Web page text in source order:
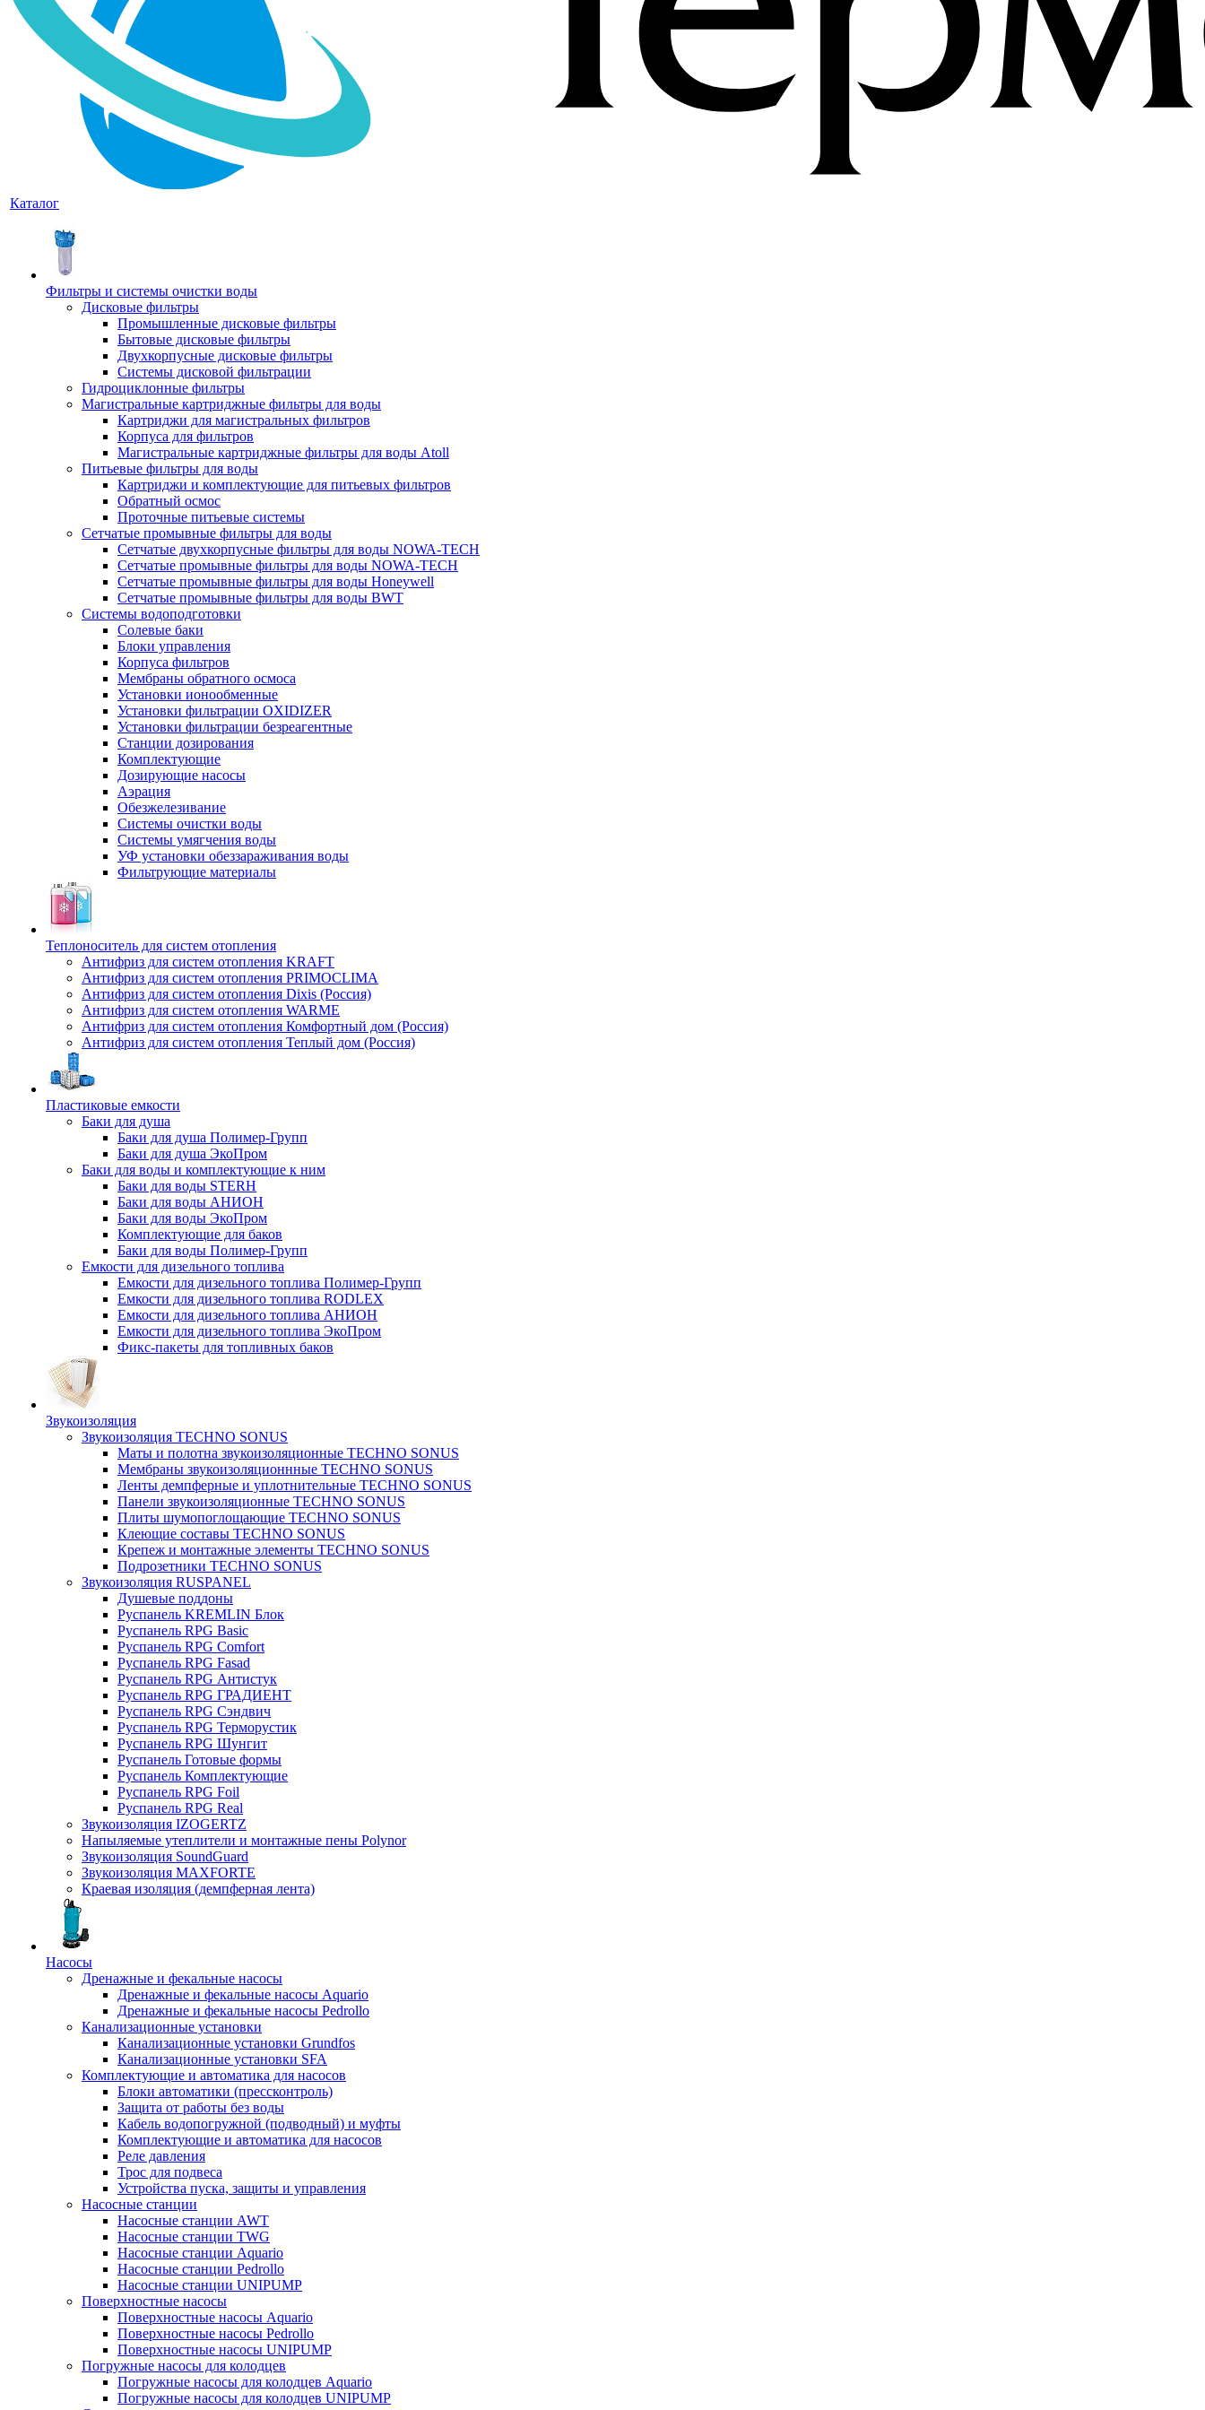
Каталог
Фильтры и системы очистки воды
Дисковые фильтры
Промышленные дисковые фильтры
Бытовые дисковые фильтры
Двухкорпусные дисковые фильтры
Системы дисковой фильтрации
Гидроциклонные фильтры
Магистральные картриджные фильтры для воды
Картриджи для магистральных фильтров
Корпуса для фильтров
Магистральные картриджные фильтры для воды Atoll
Питьевые фильтры для воды
Картриджи и комплектующие для питьевых фильтров
Обратный осмос
Проточные питьевые системы
Сетчатые промывные фильтры для воды
Сетчатые двухкорпусные фильтры для воды NOWA-TECH
Сетчатые промывные фильтры для воды NOWA-TECH
Сетчатые промывные фильтры для воды Honeywell
Сетчатые промывные фильтры для воды BWT
Системы водоподготовки
Солевые баки
Блоки управления
Корпуса фильтров
Мембраны обратного осмоса
Установки ионообменные
Установки фильтрации OXIDIZER
Установки фильтрации безреагентные
Станции дозирования
Комплектующие
Дозирующие насосы
Аэрация
Обезжелезивание
Системы очистки воды
Системы умягчения воды
УФ установки обеззараживания воды
Фильтрующие материалы
Теплоноситель для систем отопления
Антифриз для систем отопления KRAFT
Антифриз для систем отопления PRIMOCLIMA
Антифриз для систем отопления Dixis (Россия)
Антифриз для систем отопления WARME
Антифриз для систем отопления Комфортный дом (Россия)
Антифриз для систем отопления Теплый дом (Россия)
Пластиковые емкости
Баки для душа
Баки для душа Полимер-Групп
Баки для душа ЭкоПром
Баки для воды и комплектующие к ним
Баки для воды STERH
Баки для воды АНИОН
Баки для воды ЭкоПром
Комплектующие для баков
Баки для воды Полимер-Групп
Емкости для дизельного топлива
Емкости для дизельного топлива Полимер-Групп
Емкости для дизельного топлива RODLEX
Емкости для дизельного топлива АНИОН
Емкости для дизельного топлива ЭкоПром
Фикс-пакеты для топливных баков
Звукоизоляция
Звукоизоляция TECHNO SONUS
Маты и полотна звукоизоляционные TECHNO SONUS
Мембраны звукоизоляционнные TECHNO SONUS
Ленты демпферные и уплотнительные TECHNO SONUS
Панели звукоизоляционные TECHNO SONUS
Плиты шумопоглощающие TECHNO SONUS
Клеющие составы TECHNO SONUS
Крепеж и монтажные элементы TECHNO SONUS
Подрозетники TECHNO SONUS
Звукоизоляция RUSPANEL
Душевые поддоны
Руспанель KREMLIN Блок
Руспанель RPG Basic
Руспанель RPG Comfort
Руспанель RPG Fasad
Руспанель RPG Антистук
Руспанель RPG ГРАДИЕНТ
Руспанель RPG Сэндвич
Руспанель RPG Терморустик
Руспанель RPG Шунгит
Руспанель Готовые формы
Руспанель Комплектующие
Руспанель RPG Foil
Руспанель RPG Real
Звукоизоляция IZOGERTZ
Напыляемые утеплители и монтажные пены Polynor
Звукоизоляция SoundGuard
Звукоизоляция MAXFORTE
Краевая изоляция (демпферная лента)
Насосы
Дренажные и фекальные насосы
Дренажные и фекальные насосы Aquario
Дренажные и фекальные насосы Pedrollo
Канализационные установки
Канализационные установки Grundfos
Канализационные установки SFA
Комплектующие и автоматика для насосов
Блоки автоматики (прессконтроль)
Защита от работы без воды
Кабель водопогружной (подводный) и муфты
Комплектующие и автоматика для насосов
Реле давления
Трос для подвеса
Устройства пуска, защиты и управления
Насосные станции
Насосные станции AWT
Насосные станции TWG
Насосные станции Aquario
Насосные станции Pedrollo
Насосные станции UNIPUMP
Поверхностные насосы
Поверхностные насосы Aquario
Поверхностные насосы Pedrollo
Поверхностные насосы UNIPUMP
Погружные насосы для колодцев
Погружные насосы для колодцев Aquario
Погружные насосы для колодцев UNIPUMP